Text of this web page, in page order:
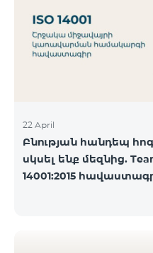
ՀԱԹ 09:00-20:00 09:00-17:00 Երևան
09:00-19:00 09:00-17:00 Երևան Կոմիտաս 1 09:00-
19:00 09:00-17:00 Երևան Դավիթաշեն 09:00-20:00
22 April
Բնության հանդեպ
սկսել ենք մեզնից.
14001:2015